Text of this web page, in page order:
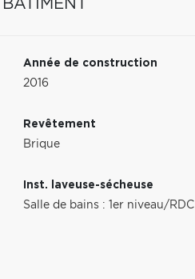
Année de construction
2016
Revêtement
Brique
Inst. laveuse-sécheuse
Salle de bains : 1er niveau/RDC